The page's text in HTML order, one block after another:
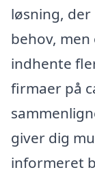
løsning,
behov,
indhente
firmaer på
giver dig
informeret